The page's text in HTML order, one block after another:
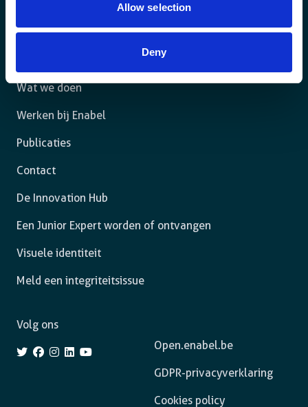
Allow selection
Deny
Wat we doen
Werken bij Enabel
Publicaties
Contact
De Innovation Hub
Een Junior Expert worden of ontvangen
Visuele identiteit
Meld een integriteitsissue
Open.enabel.be
GDPR-privacyverklaring
Cookies policy
Volg ons